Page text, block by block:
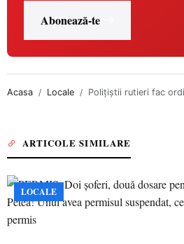
Abonează-te
Acasa Locale Polițiștii rutieri fac
ARTICOLE SIMILARE
LOCALE